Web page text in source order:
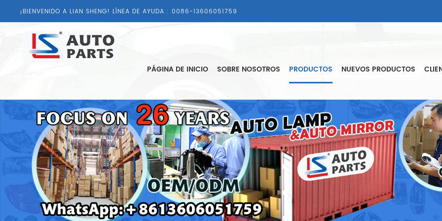
¡BIENVENIDO A LIAN SHENG! LÍNEA DE AYUDA : 0086-13606051759
PÁGINA DE INICIO SOBRE NOSOTROS PRODUCTOS NUEVOS PRODUCTOS